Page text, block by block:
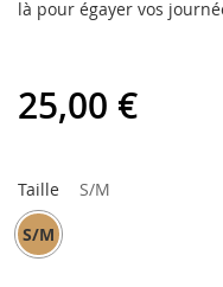
images
là pour égayer vos
25,00 €
Taille
S/M
S/M